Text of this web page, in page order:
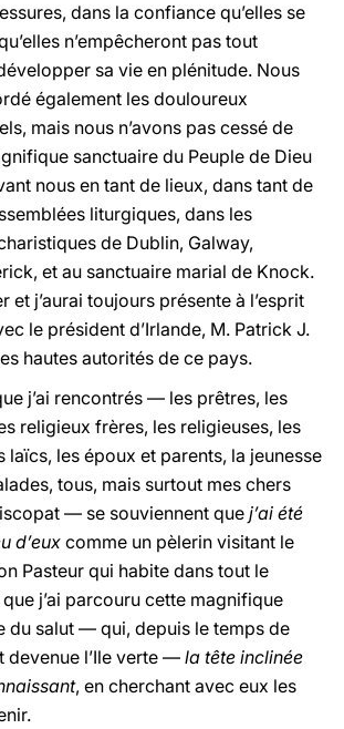
dans la confiance qu’elles se
n’empêcheront pas tout
sa vie en plénitude. Nous
également les douloureux
mais nous n’avons pas cessé de
sanctuaire du Peuple de Dieu
nous en tant de lieux, dans tant de
liturgiques, dans les
de Dublin, Galway,
et au sanctuaire marial de Knock.
et j’aurai toujours présente à l’esprit
le président d’Irlande, M. Patrick J.
hautes autorités de ce pays.
j’ai rencontrés — les prêtres, les
religieux frères, les religieuses, les
laïcs, les époux et parents, la jeunesse
tous, mais surtout mes chers
— se souviennent que j’ai été
d’euxcomme un pèlerin visitant le
Pasteur qui habite dans tout le
j’ai parcouru cette magnifique
du salut — qui, depuis le temps de
devenue l’Ile verte — la tête inclinée
, en cherchant avec eux les